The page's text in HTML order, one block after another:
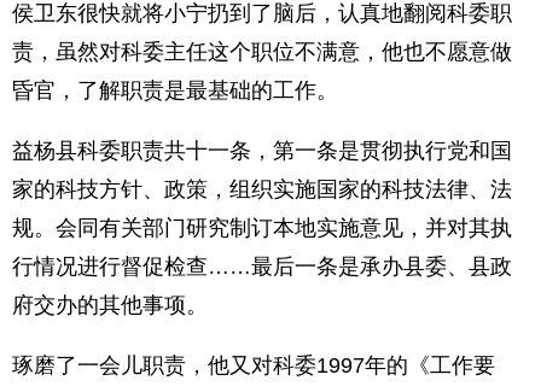
侯卫东很快就将小宁扔到了脑后，认真地翻阅科委职
责，虽然对科委主任这个职位不满意，他也不愿意做
昏官，了解职责是最基础的工作。
益杨县科委职责共十一条，第一条是贯彻执行党和国
家的科技方针、政策，组织实施国家的科技法律、法
规。会同有关部门研究制订本地实施意见，并对其执
行情况进行督促检查……最后一条是承办县委、县政
府交办的其他事项。
琢磨了一会儿职责，他又对科委1997年的《工作要